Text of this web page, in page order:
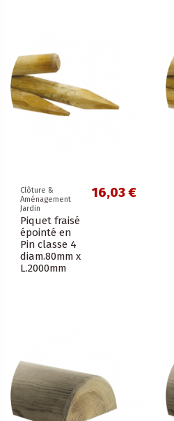
Clôture &
Aménagement
Jardin
Piquet fraisé
épointé en
Pin classe 4
diam.80mm x
L.2000mm
16,03 €